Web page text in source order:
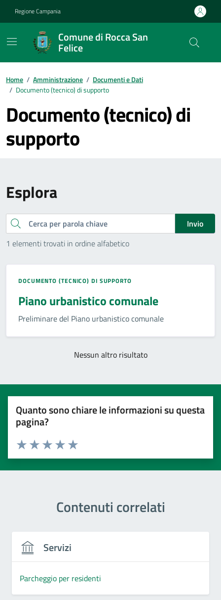
Regione Campania
Comune di Rocca San
Felice
Home / Amministrazione / Documenti e Dati
/ Documento (tecnico) di supporto
Documento (tecnico) di
supporto
Esplora
Cerca
Invio
1 elementi trovati in ordine alfabetico
DOCUMENTO (TECNICO) DI SUPPORTO
Piano urbanistico comunale
Preliminare del Piano urbanistico comunale
Nessun altro risultato
Quanto sono chiare le informazioni su questa
pagina?
Valuta 5 stelle su 5
Valuta 4 stelle su 5
Valuta 3 stelle su 5
Valuta 2 stelle su 5
Valuta 1 stelle su 5
Contenuti correlati
Servizi
Parcheggio per residenti